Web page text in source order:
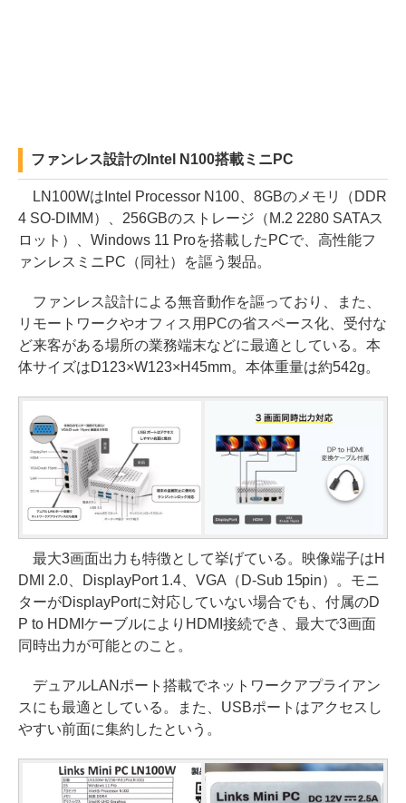
ファンレス設計のIntel N100搭載ミニPC
LN100WはIntel Processor N100、8GBのメモリ（DDR
4 SO-DIMM）、256GBのストレージ（M.2 2280 SATAス
ロット）、Windows 11 Proを搭載したPCで、高性能フ
ァンレスミニPC（同社）を謳う製品。
ファンレス設計による無音動作を謳っており、また、
リモートワークやオフィス用PCの省スペース化、受付な
ど来客がある場所の業務端末などに最適としている。本
体サイズはD123×W123×H45mm。本体重量は約542g。
最大3画面出力も特徴として挙げている。映像端子はH
DMI 2.0、DisplayPort 1.4、VGA（D-Sub 15pin）。モニ
ターがDisplayPortに対応していない場合でも、付属のD
P to HDMIケーブルによりHDMI接続でき、最大で3画面
同時出力が可能とのこと。
デュアルLANポート搭載でネットワークアプライアン
スにも最適としている。また、USBポートはアクセスし
やすい前面に集約したという。